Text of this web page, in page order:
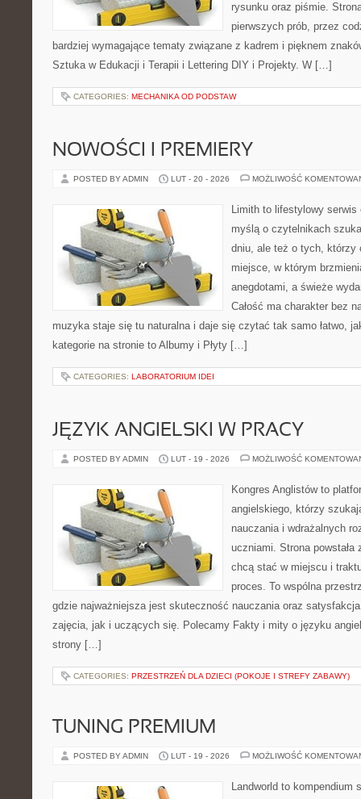
rysunku oraz piśmie.
pierwszych prób, przez
bardziej wymagające tematy związane z kadrem i pięknem
Sztuka w Edukacji i Terapii i Lettering DIY i Projekty. W […]
CATEGORIES: MECHANIKA OD PODSTAW
NOWOŚCI I PREMIERY
POSTED BY ADMIN LUT - 20 - 2026 MOŻLIWOŚĆ
Limith to lifestylowy
myślą o czytelnikach
dniu, ale też o tych, którzy
miejsce, w którym
anegdotami, a świeże
Całość ma charakter bez
muzyka staje się tu naturalna i daje się czytać tak samo łatwo,
kategorie na stronie to Albumy i Płyty […]
CATEGORIES: LABORATORIUM IDEI
JĘZYK ANGIELSKI W PRACY
POSTED BY ADMIN LUT - 19 - 2026 MOŻLIWOŚĆ
Kongres Anglistów to
angielskiego, którzy
nauczania i wdrażalnych
uczniami. Strona
chcą stać w miejscu i
proces. To wspólna
gdzie najważniejsza jest skuteczność nauczania oraz
zajęcia, jak i uczących się. Polecamy Fakty i mity o języku
strony […]
CATEGORIES: PRZESTRZEŃ DLA DZIECI (POKOJE I STREFY ZABAWY)
TUNING PREMIUM
POSTED BY ADMIN LUT - 19 - 2026 MOŻLIWOŚĆ
Landworld to kompendium